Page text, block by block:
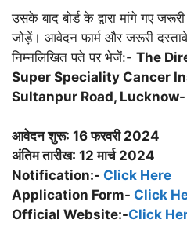
उसके बाद बोर्ड के द्वारा मांगे गए
जोड़ें। आवेदन फार्म और जरूरी
निम्नलिखित पते पर भेजें:- The
Super Speciality Cancer
Sultanpur Road,
आवेदन शुरू: 16फरवरी2024
अंतिम तारीख: 12 मार्च 2024
Notification:- Click Here
Application Form- Click
Official Website:-Click